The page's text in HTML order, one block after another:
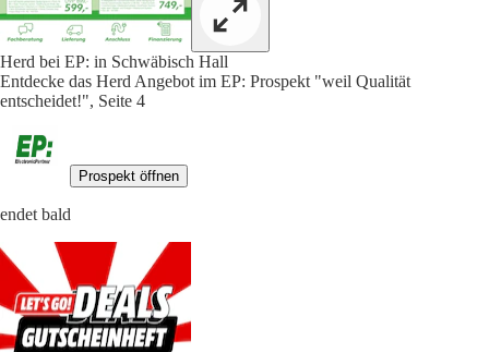
Herd bei EP: in Schwäbisch Hall
Entdecke das Herd Angebot im EP: Prospekt "weil Qualität
entscheidet!", Seite 4
Prospekt öffnen
endet bald